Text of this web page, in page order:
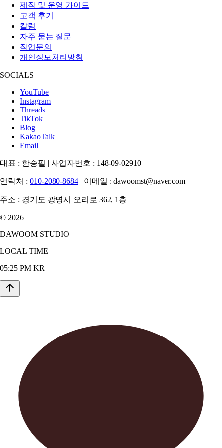
제작 및 운영 가이드
고객 후기
칼럼
자주 묻는 질문
작업문의
개인정보처리방침
SOCIALS
YouTube
Instagram
Threads
TikTok
Blog
KakaoTalk
Email
대표 : 한승필 | 사업자번호 : 148-09-02910
연락처 : 010-2080-8684 | 이메일 : dawoomst@naver.com
주소 : 경기도 광명시 오리로 362, 1층
© 2026
DAWOOM STUDIO
LOCAL TIME
05:25 PM KR